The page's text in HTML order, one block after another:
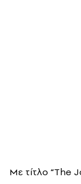
Με τίτλο “The